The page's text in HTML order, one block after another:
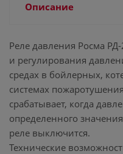
Описание
Реле давления Росма
и регулирования
средах в бойлерных,
системах
срабатывает, когда
определенного
реле выключится.
Технические